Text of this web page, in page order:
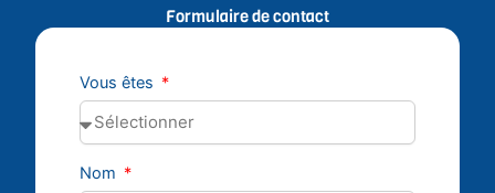
Formulaire de contact
Vous êtes
Nom